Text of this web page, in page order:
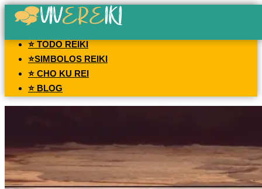
⭐ TODO REIKI
⭐SIMBOLOS REIKI
⭐ CHO KU REI
⭐ BLOG